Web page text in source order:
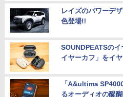
レイズのパワーデ
色登場!!
SOUNDPEATSの
イヤーカフ」をイ
「A&ultima
るオーディオの醍